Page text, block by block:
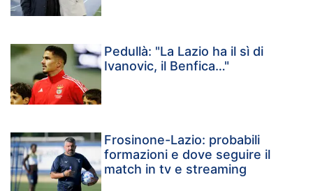
Pedullà: "La Lazio ha il sì di
Ivanovic, il Benfica…"
Frosinone-Lazio: probabili
formazioni e dove seguire il
match in tv e streaming